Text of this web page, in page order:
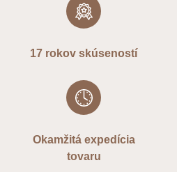
17 rokov skúseností
Okamžitá expedícia
tovaru